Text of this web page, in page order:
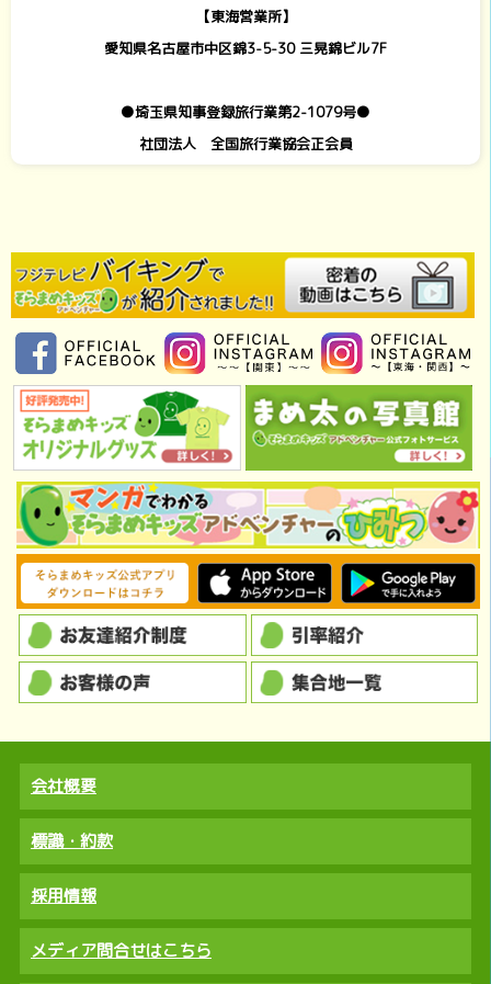
【東海営業所】
愛知県名古屋市中区錦3-5-30 三晃錦ビル7F
●埼玉県知事登録旅行業第2-1079号●
社団法人 全国旅行業協会正会員
会社概要
標識・約款
採用情報
メディア問合せはこちら